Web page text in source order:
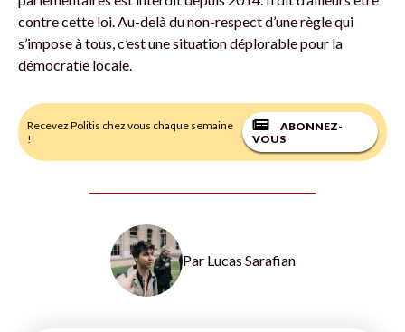
contre cette loi. Au-delà du non-respect d’une règle qui
s’impose à tous, c’est une situation déplorable pour la
démocratie locale.
Recevez Politis chez vous chaque semaine
!
ABONNEZ-
VOUS
Par Lucas Sarafian